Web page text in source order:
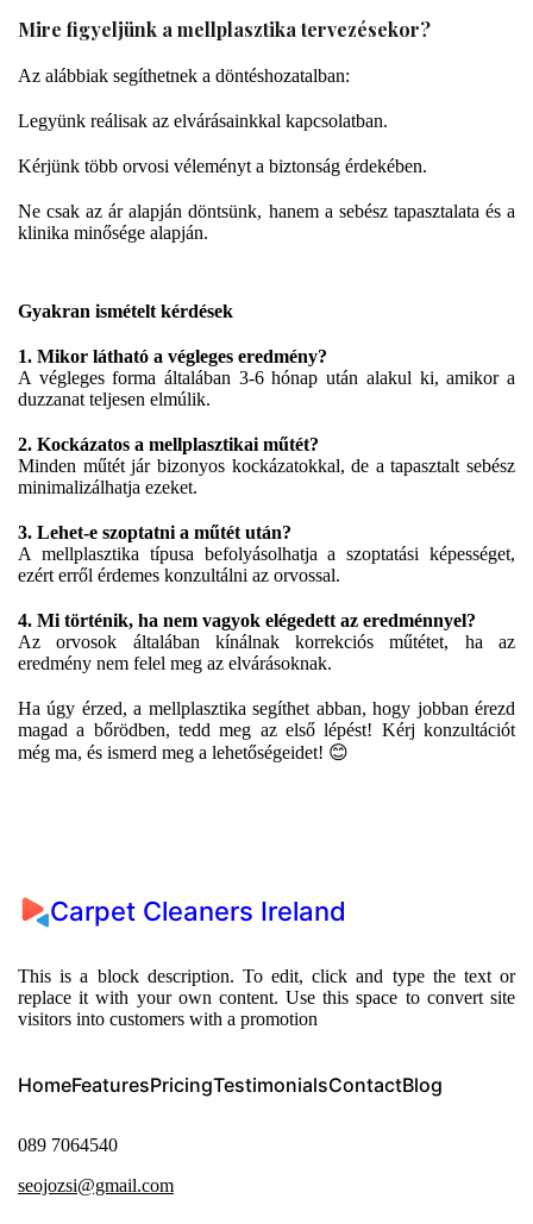
Mire figyeljünk a mellplasztika tervezésekor?
Az alábbiak segíthetnek a döntéshozatalban:
Legyünk reálisak az elvárásainkkal kapcsolatban.
Kérjünk több orvosi véleményt a biztonság érdekében.
Ne csak az ár alapján döntsünk, hanem a sebész tapasztalata és a
klinika minősége alapján.
Gyakran ismételt kérdések
1. Mikor látható a végleges eredmény?
A végleges forma általában 3-6 hónap után alakul ki, amikor a
duzzanat teljesen elmúlik.
2. Kockázatos a mellplasztikai műtét?
Minden műtét jár bizonyos kockázatokkal, de a tapasztalt sebész
minimalizálhatja ezeket.
3. Lehet-e szoptatni a műtét után?
A mellplasztika típusa befolyásolhatja a szoptatási képességet,
ezért erről érdemes konzultálni az orvossal.
4. Mi történik, ha nem vagyok elégedett az eredménnyel?
Az orvosok általában kínálnak korrekciós műtétet, ha az
eredmény nem felel meg az elvárásoknak.
Ha úgy érzed, a mellplasztika segíthet abban, hogy jobban érezd
magad a bőrödben, tedd meg az első lépést! Kérj konzultációt
még ma, és ismerd meg a lehetőségeidet! 😊
Carpet Cleaners Ireland
This is a block description. To edit, click and type the text or
replace it with your own content. Use this space to convert site
visitors into customers with a promotion
HomeFeaturesPricingTestimonialsContactBlog
089 7064540
seojozsi@gmail.com